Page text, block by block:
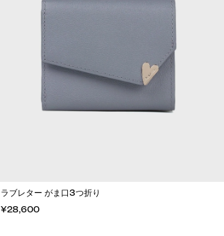
ラブレター がま口3つ折り
¥28,600